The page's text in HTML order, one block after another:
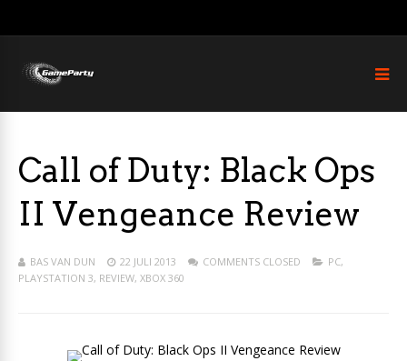
Call of Duty: Black Ops
II Vengeance Review
BAS VAN DUN 22 JULI 2013 COMMENTS CLOSED PC,
PLAYSTATION 3, REVIEW, XBOX 360